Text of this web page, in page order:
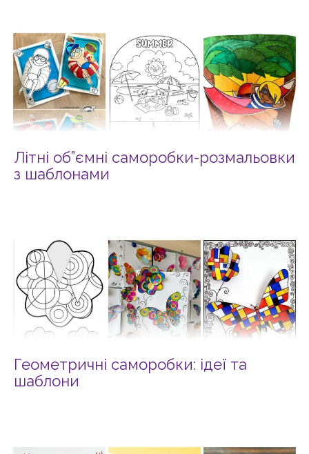
Літні об”ємні саморобки-розмальовки
з шаблонами
Геометричні саморобки: ідеї та
шаблони